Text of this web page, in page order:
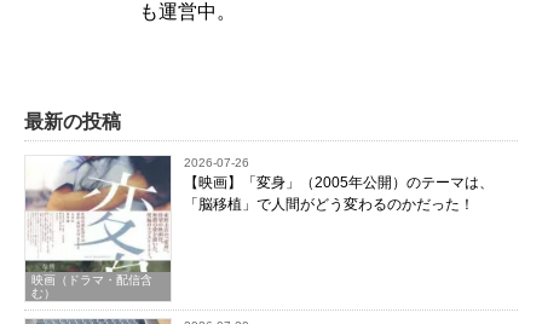
も運営中。
最新の投稿
映画（ドラマ・配信含
む）
2026-07-26
【映画】「変身」（2005年公開）のテーマは、
「脳移植」で人間がどう変わるのかだった！